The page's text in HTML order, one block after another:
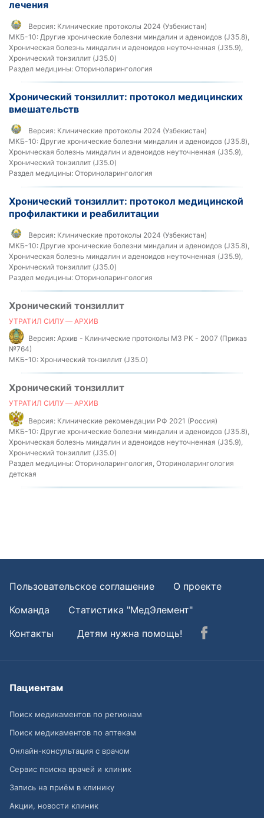
лечения
Версия: Клинические протоколы 2024 (Узбекистан)
МКБ-10: Другие хронические болезни миндалин и аденоидов (J35.8),
Хроническая болезнь миндалин и аденоидов неуточненная (J35.9),
Хронический тонзиллит (J35.0)
Раздел медицины: Оториноларингология
Хронический тонзиллит: протокол медицинских
вмешательств
Версия: Клинические протоколы 2024 (Узбекистан)
МКБ-10: Другие хронические болезни миндалин и аденоидов (J35.8),
Хроническая болезнь миндалин и аденоидов неуточненная (J35.9),
Хронический тонзиллит (J35.0)
Раздел медицины: Оториноларингология
Хронический тонзиллит: протокол медицинской
профилактики и реабилитации
Версия: Клинические протоколы 2024 (Узбекистан)
МКБ-10: Другие хронические болезни миндалин и аденоидов (J35.8),
Хроническая болезнь миндалин и аденоидов неуточненная (J35.9),
Хронический тонзиллит (J35.0)
Раздел медицины: Оториноларингология
Хронический тонзиллит
УТРАТИЛ СИЛУ — АРХИВ
Версия: Архив - Клинические протоколы МЗ РК - 2007 (Приказ
№764)
МКБ-10: Хронический тонзиллит (J35.0)
Хронический тонзиллит
УТРАТИЛ СИЛУ — АРХИВ
Версия: Клинические рекомендации РФ 2021 (Россия)
МКБ-10: Другие хронические болезни миндалин и аденоидов (J35.8),
Хроническая болезнь миндалин и аденоидов неуточненная (J35.9),
Хронический тонзиллит (J35.0)
Раздел медицины: Оториноларингология, Оториноларингология
детская
Пользовательское соглашение
О проекте
Команда
Статистика "МедЭлемент"
Контакты
Детям нужна помощь!
Пациентам
Поиск медикаментов по регионам
Поиск медикаментов по аптекам
Онлайн-консультация с врачом
Сервис поиска врачей и клиник
Запись на приём в клинику
Акции, новости клиник